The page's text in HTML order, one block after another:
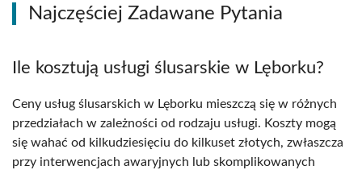
Najczęściej Zadawane Pytania
Ile kosztują usługi ślusarskie w Lęborku?
Ceny usług ślusarskich w Lęborku mieszczą się w różnych
przedziałach w zależności od rodzaju usługi. Koszty mogą
się wahać od kilkudziesięciu do kilkuset złotych, zwłaszcza
przy interwencjach awaryjnych lub skomplikowanych